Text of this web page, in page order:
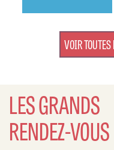
VOIR
LES GRANDS
RENDEZ-VOUS